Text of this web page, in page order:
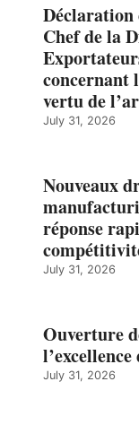
Déclaration
Chef de la
concernant
vertu de
July 31, 2026
Nouveaux
réponse
July 31, 2026
Ouverture
July 31, 2026